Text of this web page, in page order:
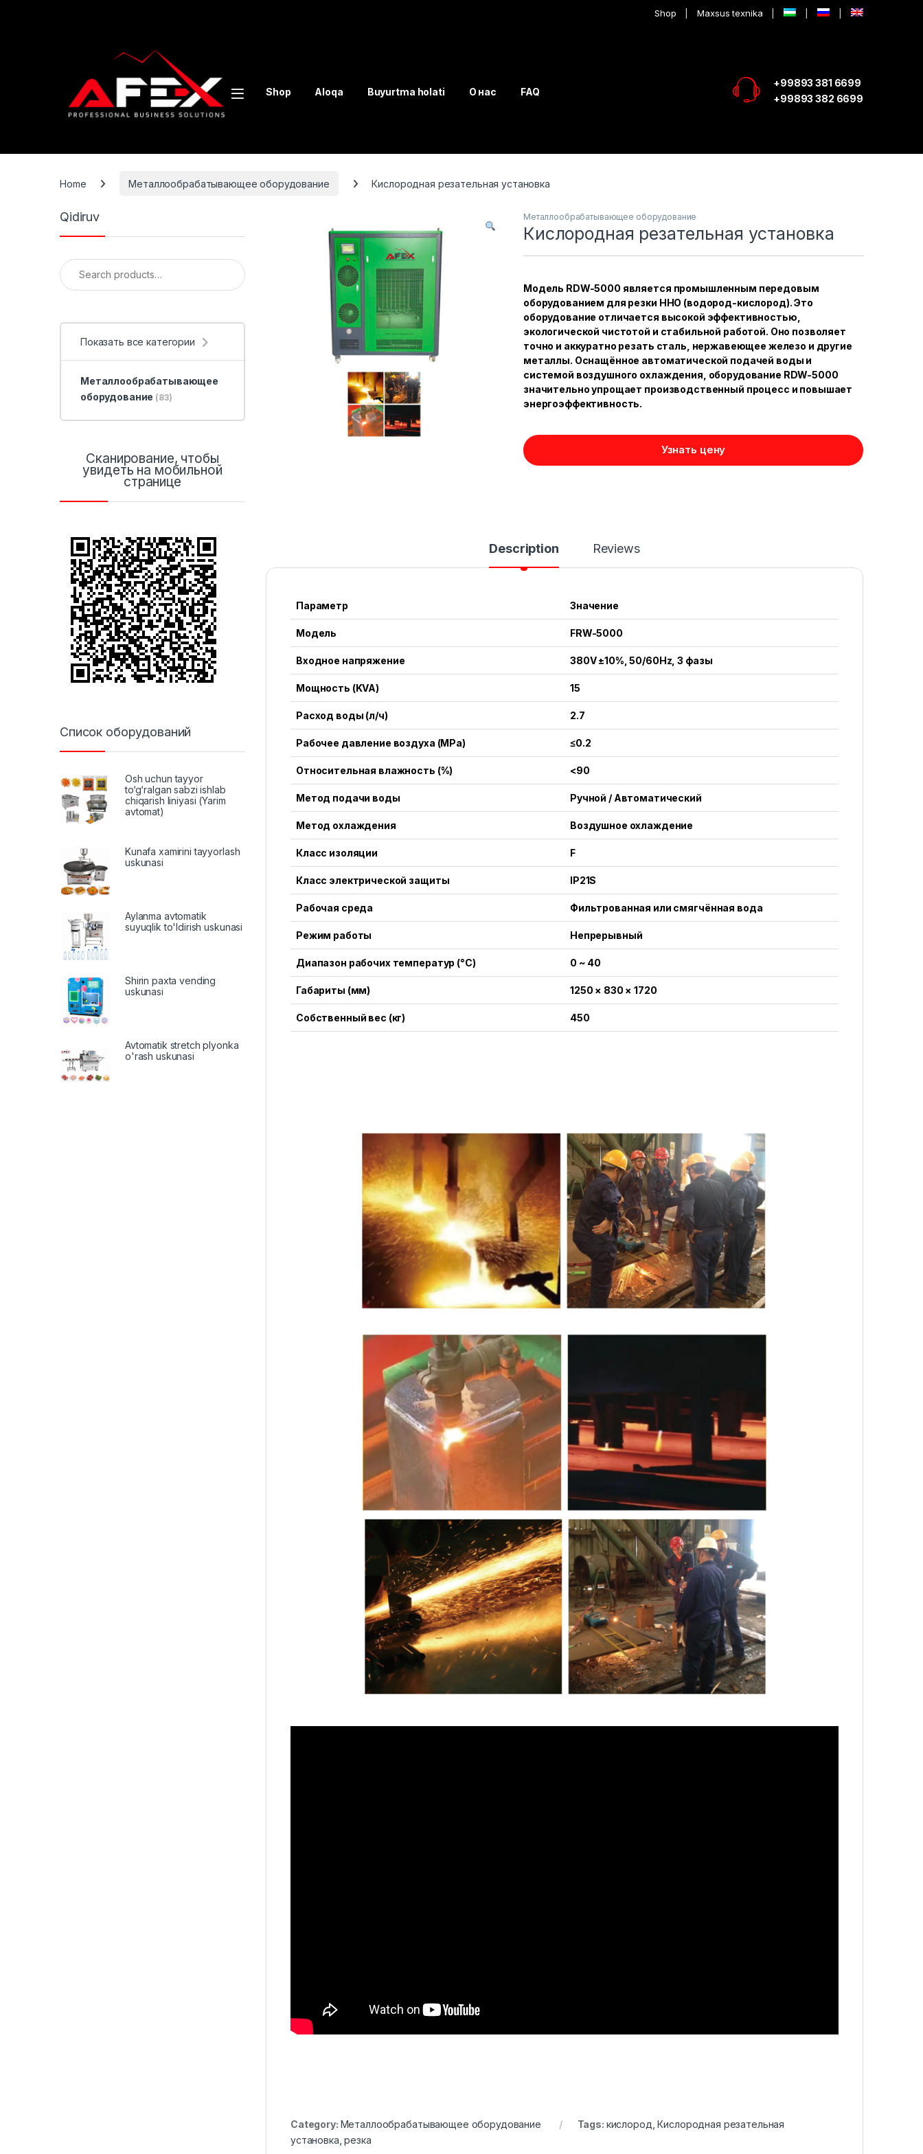
Shop Maxsus texnika
Shop Aloqa Buyurtma holati О нас FAQ
+99893 381 6699
+99893 382 6699
Home Металлообрабатывающее оборудование Кислородная резательная установка
Металлообрабатывающее оборудование
Кислородная резательная установка
Модель RDW-5000 является промышленным передовым
оборудованием для резки HHO (водород-кислород). Это
оборудование отличается высокой эффективностью,
экологической чистотой и стабильной работой. Оно позволяет
точно и аккуратно резать сталь, нержавеющее железо и другие
металлы. Оснащённое автоматической подачей воды и
системой воздушного охлаждения, оборудование RDW-5000
значительно упрощает производственный процесс и повышает
энергоэффективность.
Узнать цену
Description Reviews
Параметр Значение
Модель FRW-5000
Входное напряжение 380V ±10%, 50/60Hz, 3 фазы
Мощность (KVA) 15
Расход воды (л/ч) 2.7
Рабочее давление воздуха (MPa) ≤0.2
Относительная влажность (%) <90
Метод подачи воды Ручной / Автоматический
Метод охлаждения Воздушное охлаждение
Класс изоляции F
Класс электрической защиты IP21S
Рабочая среда Фильтрованная или смягчённая вода
Режим работы Непрерывный
Диапазон рабочих температур (°C) 0 ~ 40
Габариты (мм) 1250 × 830 × 1720
Собственный вес (кг) 450
Category: Металлообрабатывающее оборудование Tags: кислород,Кислородная резательная
установка,резка
Qidiruv
Search for:
Показать все категории
Металлообрабатывающее
оборудование (83)
Сканирование, чтобы
увидеть на мобильной
странице
Список оборудований
Osh uchun tayyor
to‘g‘ralgan sabzi ishlab
chiqarish liniyasi (Yarim
avtomat)
Kunafa xamirini tayyorlash
uskunasi
Aylanma avtomatik
suyuqlik to'ldirish uskunasi
Shirin paxta vending
uskunasi
Avtomatik stretch plyonka
o'rash uskunasi